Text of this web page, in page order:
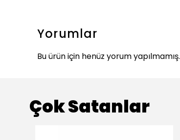
Yorumlar
Bu ürün için henüz yorum yapılmamış.
Çok Satanlar